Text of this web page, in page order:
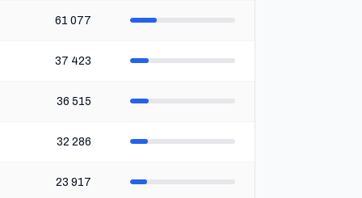
61 077
37 423
36 515
32 286
23 917